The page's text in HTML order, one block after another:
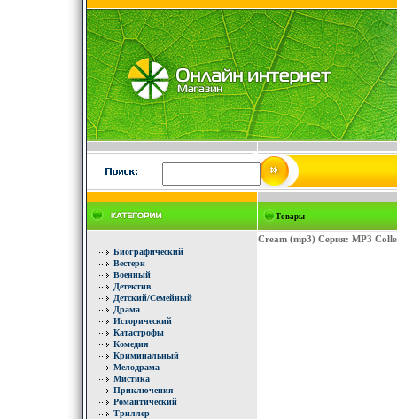
Биографический
Вестерн
Военный
Детектив
Детский/Семейный
Драма
Исторический
Катастрофы
Комедия
Криминальный
Мелодрама
Мистика
Приключения
Романтический
Триллер
Товары
Cream (mp3) Серия: MP3